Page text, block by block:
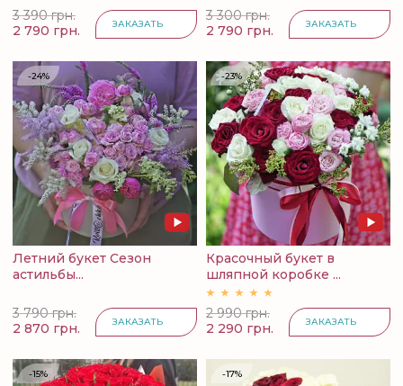
3 390 грн.
2 790 грн.
ЗАКАЗАТЬ
3 300 грн.
2 790 грн.
ЗАКАЗАТЬ
-24%
Летний букет Сезон
астильбы...
3 790 грн.
2 870 грн.
ЗАКАЗАТЬ
-23%
Красочный букет в
шляпной коробке ...
2 990 грн.
2 290 грн.
ЗАКАЗАТЬ
-15% -17%